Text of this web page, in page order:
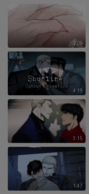
2:05
4:19
3:15
1:47